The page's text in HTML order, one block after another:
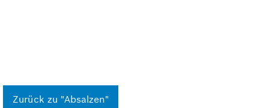
Zurück zu "Absalzen"